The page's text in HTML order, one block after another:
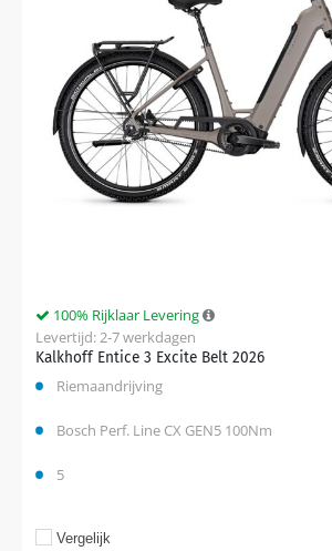
Kalkhoff Entice 3 Excite Belt 2026
100% Rijklaar Levering
Levertijd: 2-7 werkdagen
Riemaandrijving
Bosch Perf. Line CX GEN5 100Nm
5
Vergelijk